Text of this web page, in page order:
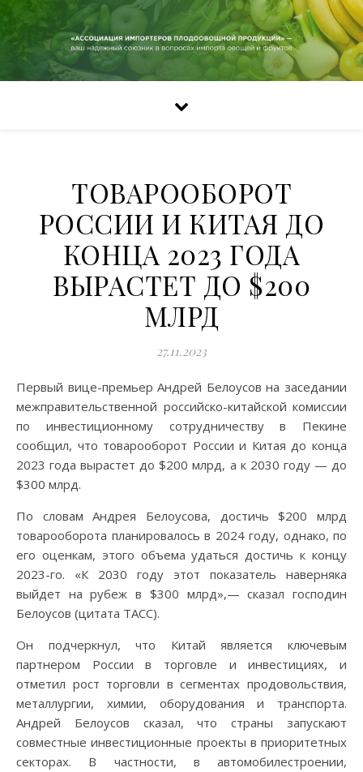
ТОВАРООБОРОТ
РОССИИ И КИТАЯ ДО
КОНЦА 2023 ГОДА
ВЫРАСТЕТ ДО $200
МЛРД
27.11.2023
Первый вице-премьер Андрей Белоусов на заседании
межправительственной российско-китайской комиссии
по инвестиционному сотрудничеству в Пекине
сообщил, что товарооборот России и Китая до конца
2023 года вырастет до $200 млрд, а к 2030 году — до
$300 млрд.
По словам Андрея Белоусова, достичь $200 млрд
товарооборота планировалось в 2024 году, однако, по
его оценкам, этого объема удаться достичь к концу
2023-го. «К 2030 году этот показатель наверняка
выйдет на рубеж в $300 млрд»,— сказал господин
Белоусов (цитата ТАСС).
Он подчеркнул, что Китай является ключевым
партнером России в торговле и инвестициях, и
отметил рост торговли в сегментах продовольствия,
металлургии, химии, оборудования и транспорта.
Андрей Белоусов сказал, что страны запускают
совместные инвестиционные проекты в приоритетных
секторах. В частности, в автомобилестроении,